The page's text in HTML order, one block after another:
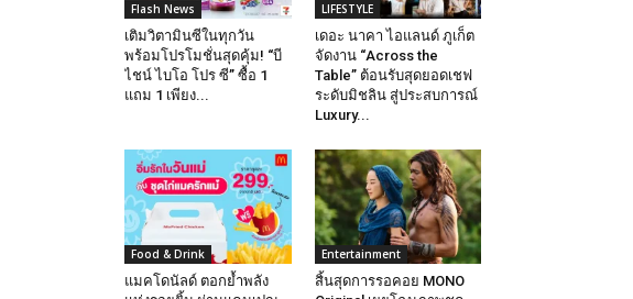
Flash News
เติมวิตามินซีในทุกวัน
พร้อมโปรโมชั่นสุดคุ้ม! “บี
ไชน์ ไบโอ โปร ซี” ซื้อ 1
แถม 1 เพียง...
LIFESTYLE
เดอะ นาคา ไอแลนด์ ภูเก็ต
จัดงาน “Across the
Table” ต้อนรับสุดยอดเชฟ
ระดับมิชลิน สู่ประสบการณ์
Luxury...
Food & Drink
แมคโดนัลด์ ตอกย้ำพลัง
Entertainment
สิ้นสุดการรอคอย MONO